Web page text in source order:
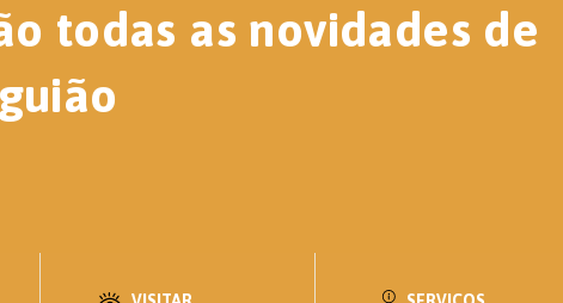
todas as novidades de